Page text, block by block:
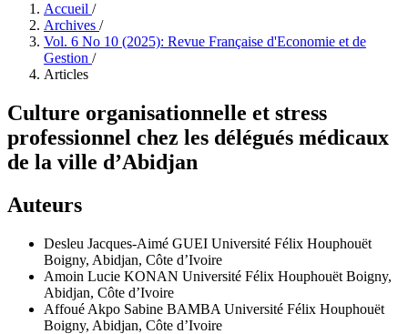
Accueil /
Archives /
Vol. 6 No 10 (2025): Revue Française d'Economie et de
Gestion /
Articles
Culture organisationnelle et stress
professionnel chez les délégués médicaux
de la ville d’Abidjan
Auteurs
Desleu Jacques-Aimé GUEI Université Félix Houphouët
Boigny, Abidjan, Côte d’Ivoire
Amoin Lucie KONAN Université Félix Houphouët Boigny,
Abidjan, Côte d’Ivoire
Affoué Akpo Sabine BAMBA Université Félix Houphouët
Boigny, Abidjan, Côte d’Ivoire